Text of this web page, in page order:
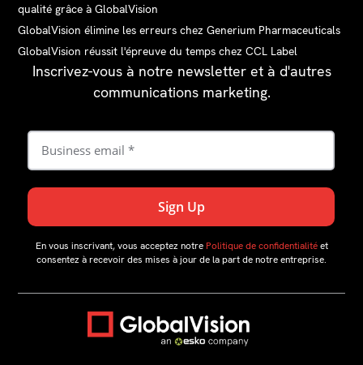
qualité grâce à GlobalVision
GlobalVision élimine les erreurs chez Generium Pharmaceuticals
GlobalVision réussit l'épreuve du temps chez CCL Label
Inscrivez-vous à notre newsletter et à d'autres
communications marketing.
En vous inscrivant, vous acceptez notre Politique de confidentialitéet
consentez à recevoir des mises à jour de la part de notre entreprise.